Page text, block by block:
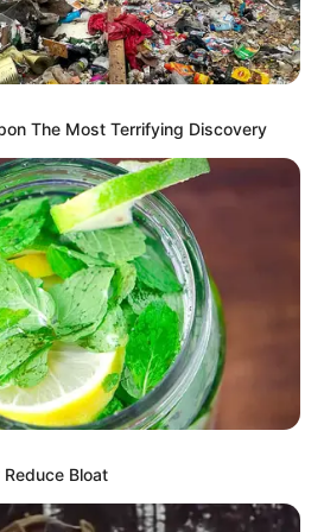
EPM
RIONEGRO
The Most Terrifying Discovery
Bloat